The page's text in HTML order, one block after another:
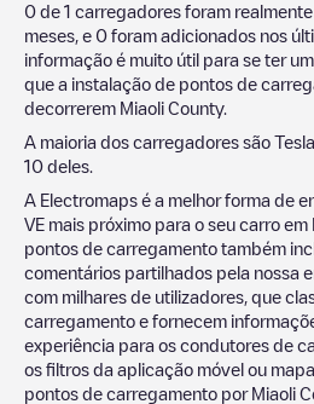
0 de 1 carregadores foram
meses, e 0 foram adicionados nos
informação é muito útil para se ter
que a instalação de pontos de
decorrerem Miaoli County.
A maioria dos carregadores são
10 deles.
A Electromaps é a melhor forma de
VE mais próximo para o seu carro em
pontos de carregamento também
comentários partilhados pela nossa
com milhares de utilizadores, que
carregamento e fornecem
experiência para os condutores de
os filtros da aplicação móvel ou
pontos de carregamento por Miaoli